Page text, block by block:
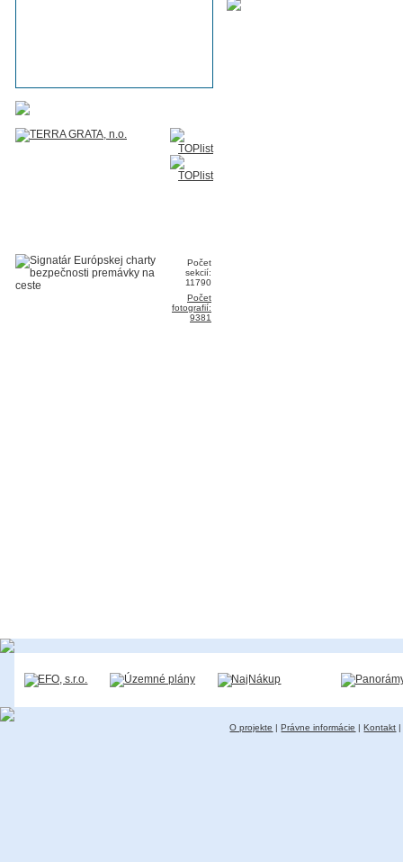
Počet
sekcií:
11790
Počet
fotografií:
9381
O projekte |Právne informácie |Kontakt